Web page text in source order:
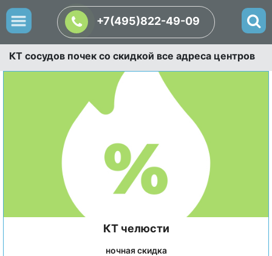
+7(495)822-49-09
КТ сосудов почек со скидкой все адреса центров
КТ челюсти
ночная скидка